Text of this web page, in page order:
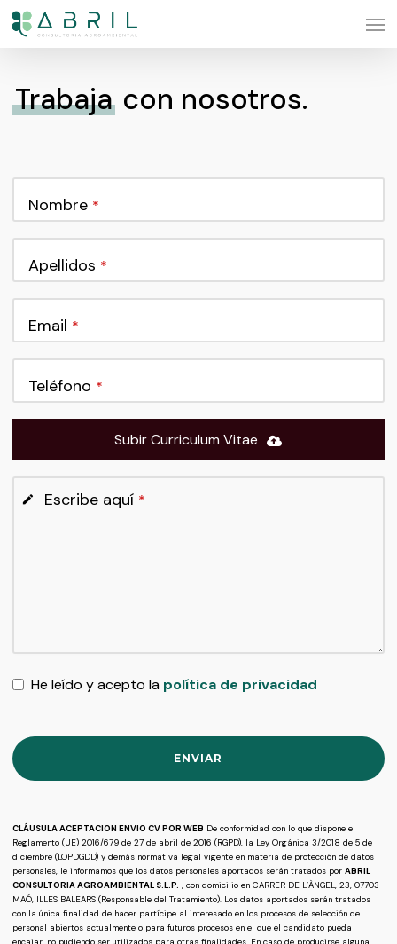
Skip
content
Trabajacon nosotros.
Nombre *
Apellidos *
Email *
Teléfono *
Subir Curriculum Vitae
Escribe aquí *
He leído y acepto la política de privacidad
ENVIAR
CLÁUSULA ACEPTACION ENVIO CV POR WEB De conformidad con lo que dispone el
Reglamento (UE) 2016/679 de 27 de abril de 2016 (RGPD), la Ley Orgánica 3/2018 de 5 de
diciembre (LOPDGDD) y demás normativa legal vigente en materia de protección de datos
personales, le informamos que los datos personales aportados serán tratados por ABRIL
CONSULTORIA AGROAMBIENTAL S.L.P. , con domicilio en CARRER DE L’ÀNGEL, 23, 07703
MAÓ, ILLES BALEARS (Responsable del Tratamiento). Los datos aportados serán tratados
con la única finalidad de hacer partícipe al interesado en los procesos de selección de
personal abiertos actualmente o para futuros procesos en el que el candidato pueda